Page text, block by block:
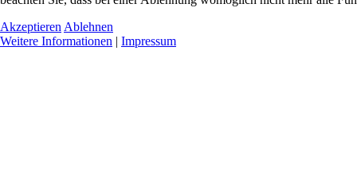
Akzeptieren Ablehnen
Weitere Informationen | Impressum